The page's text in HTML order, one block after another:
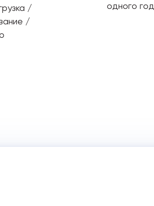
/
/
одного